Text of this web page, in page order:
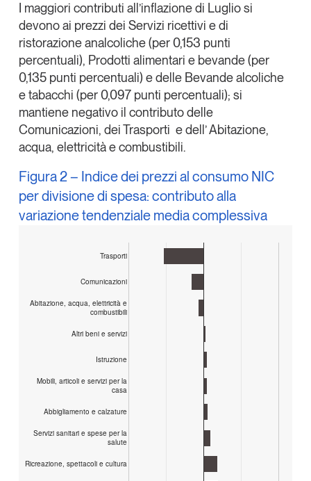
Un anno di
Tendenze2026
Leggi il magazine
Tendenze è il magazine di GS1 Italy che racconta in
modo indipendente il cambiamento e le sfide del largo
consumo e dell’economia a professionisti e
consumatori
I maggiori contributi all’inflazione di Luglio si
devono ai prezzi dei Servizi ricettivi e di
ristorazione analcoliche (per 0,153 punti
percentuali), Prodotti alimentari e bevande (per
0,135 punti percentuali) e delle Bevande alcoliche
e tabacchi (per 0,097 punti percentuali); si
mantiene negativo il contributo delle
Comunicazioni, dei Trasporti e dell’ Abitazione,
acqua, elettricità e combustibili.
Figura 2 – Indice dei prezzi al consumo NIC
per divisione di spesa: contributo alla
variazione tendenziale media complessiva
Trasporti
Comunicazioni
Abitazione, acqua, elettricità e
combustibili
Altri beni e servizi
Istruzione
Mobili, articoli e servizi per la
casa
Abbigliamento e calzature
Servizi sanitari e spese per la
salute
Ricreazione, spettacoli e cultura